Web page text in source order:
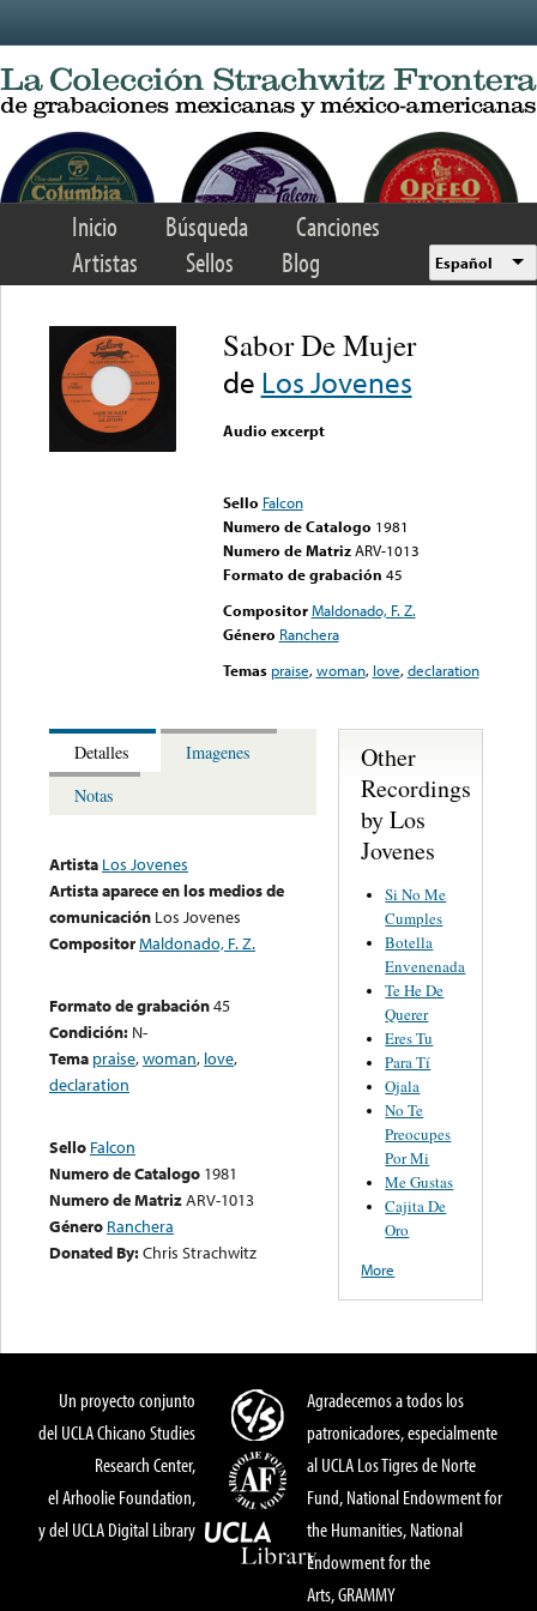
Inicio Búsqueda
Canciones
Artistas
Sellos Blog Español
Sabor De Mujer
de Los Jovenes
Audio excerpt
Sello Falcon
Numero de Catalogo 1981
Numero de Matriz ARV-1013
Formato de grabación 45
Compositor Maldonado, F. Z.
Género Ranchera
Temas praise,woman, love,declaration
Detalles
Imagenes
Notas
Artista Los Jovenes
Artista aparece en los medios de
comunicación Los Jovenes
CompositorMaldonado, F. Z.
Formato de grabación45
Condición: N-
Tema praise,woman, love,
declaration
Sello Falcon
Numero de Catalogo 1981
Numero de MatrizARV-1013
Género Ranchera
Donated By:Chris Strachwitz
Other
Recordings
by Los
Jovenes
Si No Me
Cumples
Botella
Envenenada
Te He De
Querer
Eres Tu
Para Tí
Ojala
No Te
Preocupes
Por Mi
Me Gustas
Cajita De
Oro
More
Un proyecto conjunto
del UCLA Chicano Studies
Research Center,
el Arhoolie Foundation,
y del UCLA Digital Library
Agradecemos a todos los
patronicadores, especialmente
al UCLA Los Tigres de Norte
Fund, National Endowment for
the Humanities, National
Endowment for the
Arts, GRAMMY